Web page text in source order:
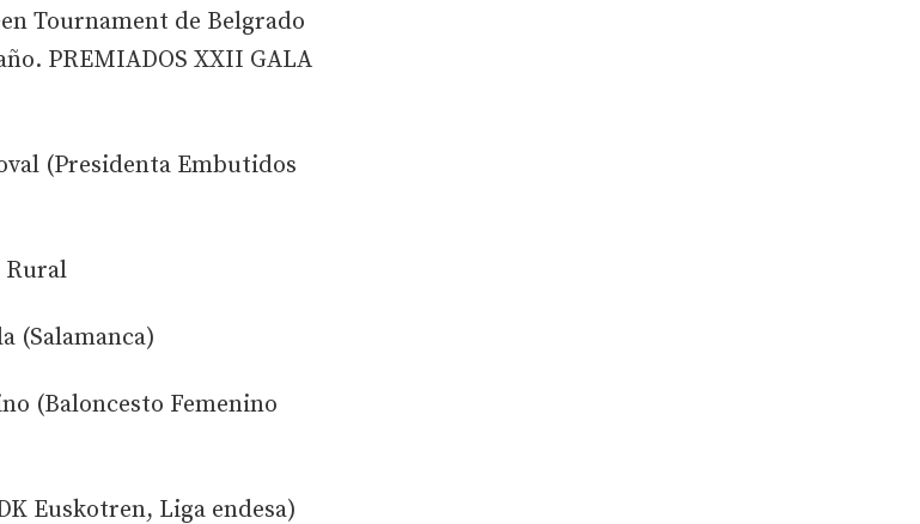
Tournament de Belgrado
PREMIADOS XXII GALA
(Presidenta Embutidos
Rural
(Salamanca)
(Baloncesto Femenino
Euskotren, Liga endesa)